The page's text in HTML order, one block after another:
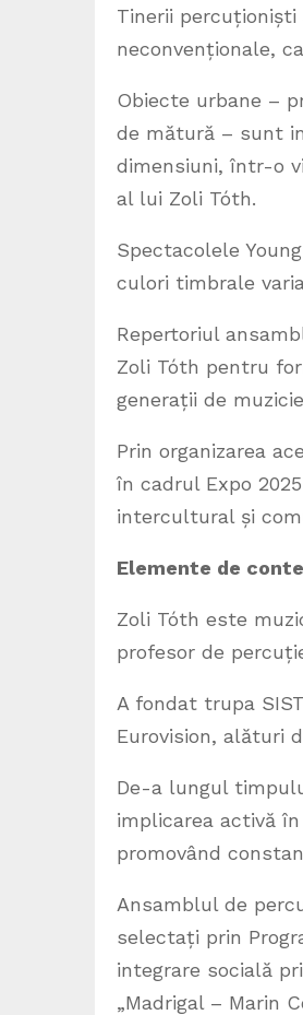
Tinerii
neconvenționale,
Obiecte urbane –
de mătură – sunt
dimensiuni, într-o
al lui Zoli Tóth.
Spectacolele
culori timbrale
Repertoriul
Zoli Tóth pentru
generații de
Prin organizarea
în cadrul Expo
intercultural și
Elemente de
Zoli Tóth este
profesor de
A fondat trupa
Eurovision, alături
De-a lungul
implicarea activă
promovând
Ansamblul de
selectați prin
integrare socială
„Madrigal – Marin